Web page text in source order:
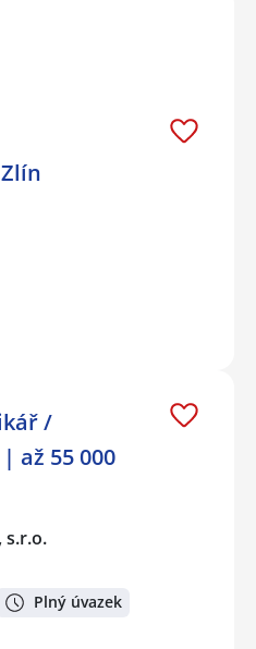
/
až 55 000
s.r.o.
Plný úvazek